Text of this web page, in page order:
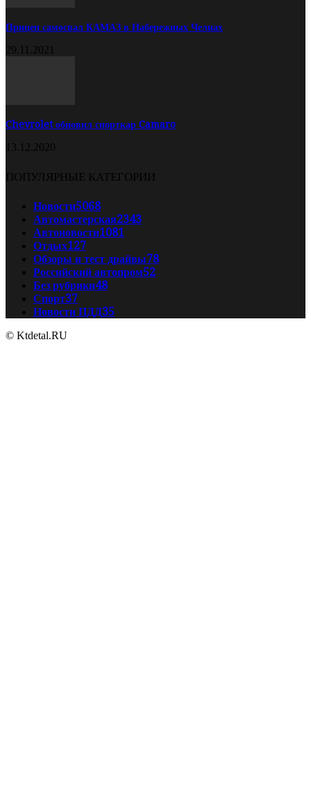
Прицеп самосвал КАМАЗ в Набережных Челнах
29.11.2021
Chevrolet обновил спорткар Camaro
13.12.2020
ПОПУЛЯРНЫЕ КАТЕГОРИИ
Новости5068
Автомастерская2343
Автоновости1081
Отдых127
Обзоры и тест драйвы78
Российский автопром52
Без рубрики48
Спорт37
Новости ПДД35
© Ktdetal.RU